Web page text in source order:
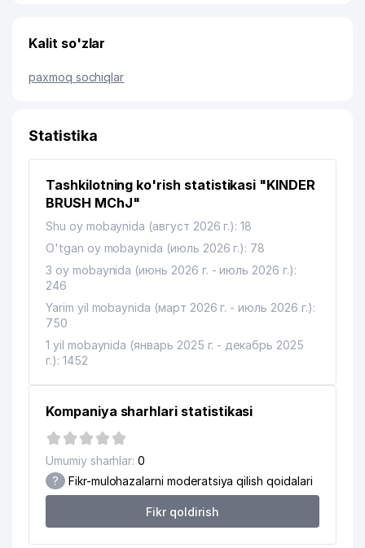
Kalit so'zlar
paxmoq sochiqlar
Statistika
Tashkilotning ko'rish statistikasi "KINDER
BRUSH MChJ"
Shu oy mobaynida (август 2026 г.): 18
O'tgan oy mobaynida (июль 2026 г.): 78
3 oy mobaynida (июнь 2026 г. - июль 2026 г.):
246
Yarim yil mobaynida (март 2026 г. - июль 2026 г.):
750
1 yil mobaynida (январь 2025 г. - декабрь 2025
г.): 1452
Kompaniya sharhlari statistikasi
Umumiy sharhlar: 0
? Fikr-mulohazalarni moderatsiya qilish qoidalari
Fikr qoldirish